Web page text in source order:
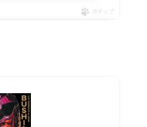
ポチップ